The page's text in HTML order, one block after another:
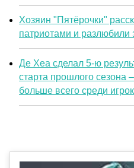
Хозяин "Пятёрочки"
патриотами и
Де Хеа сделал 5-ю
старта прошлого сезона
больше всего среди